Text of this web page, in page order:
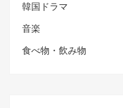
韓国ドラマ
音楽
食べ物・飲み物